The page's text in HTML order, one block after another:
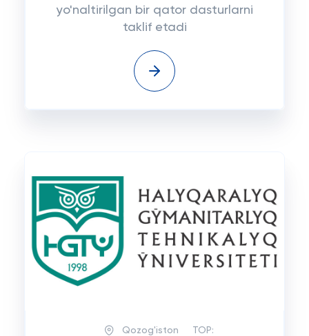
yo'naltirilgan bir qator dasturlarni
taklif etadi
Qozog'iston TOP: